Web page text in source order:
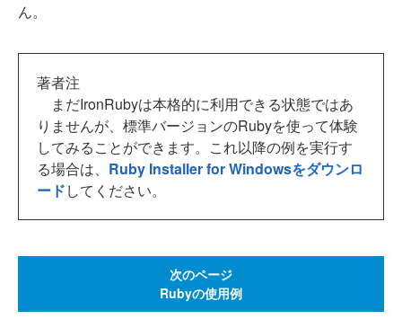
ん。
著者注
まだIronRubyは本格的に利用できる状態ではあ
りませんが、標準バージョンのRubyを使って体験
してみることができます。これ以降の例を実行す
る場合は、 Ruby Installer for Windowsをダウンロ
ードしてください。
次のページ
Rubyの使用例